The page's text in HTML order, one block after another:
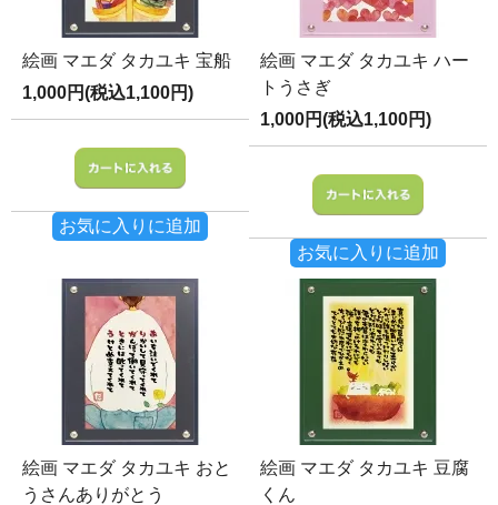
絵画 マエダ タカユキ 宝船
1,000円(税込1,100円)
お気に入りに追加
絵画 マエダ タカユキ ハー
トうさぎ
1,000円(税込1,100円)
お気に入りに追加
絵画 マエダ タカユキ おと
うさんありがとう
絵画 マエダ タカユキ 豆腐
くん